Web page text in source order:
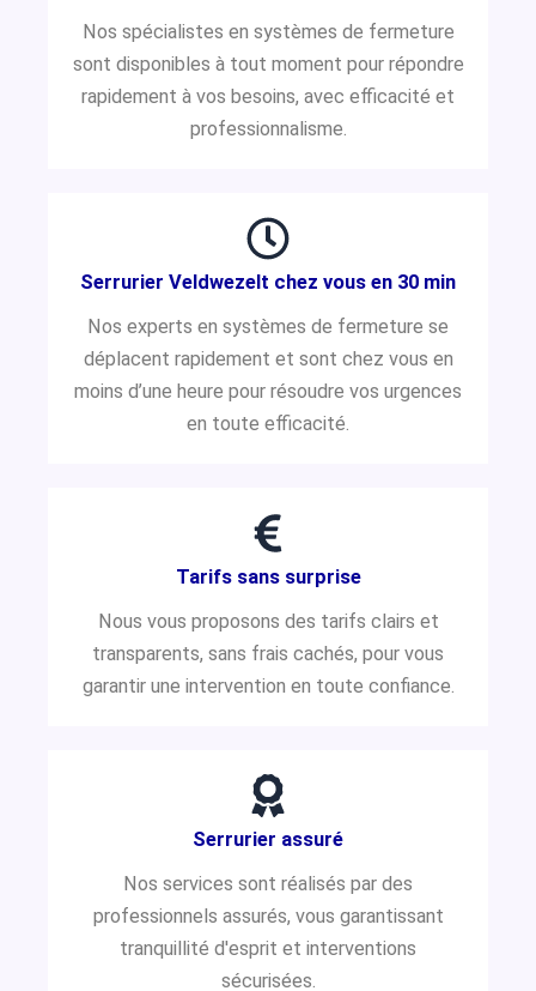
Nos spécialistes en systèmes de fermeture
sont disponibles à tout moment pour répondre
rapidement à vos besoins, avec efficacité et
professionnalisme.
Serrurier Veldwezelt chez vous en 30 min
Nos experts en systèmes de fermeture se
déplacent rapidement et sont chez vous en
moins d’une heure pour résoudre vos urgences
en toute efficacité.
Tarifs sans surprise
Nous vous proposons des tarifs clairs et
transparents, sans frais cachés, pour vous
garantir une intervention en toute confiance.
Serrurier assuré
Nos services sont réalisés par des
professionnels assurés, vous garantissant
tranquillité d'esprit et interventions
sécurisées.